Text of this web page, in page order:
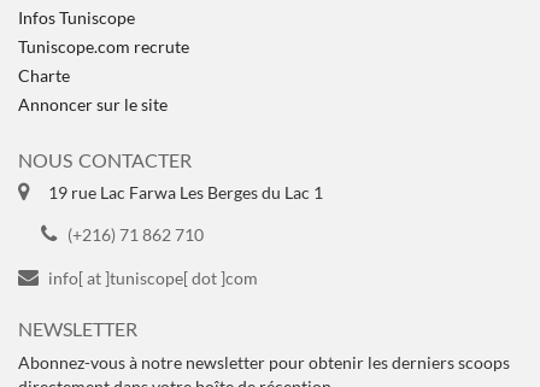
Infos Tuniscope
Tuniscope.com recrute
Charte
Annoncer sur le site
NOUS CONTACTER
19 rue Lac Farwa Les Berges du Lac 1
(+216) 71 862 710
info[ at ]tuniscope[ dot ]com
NEWSLETTER
Abonnez-vous à notre newsletter pour obtenir les derniers scoops